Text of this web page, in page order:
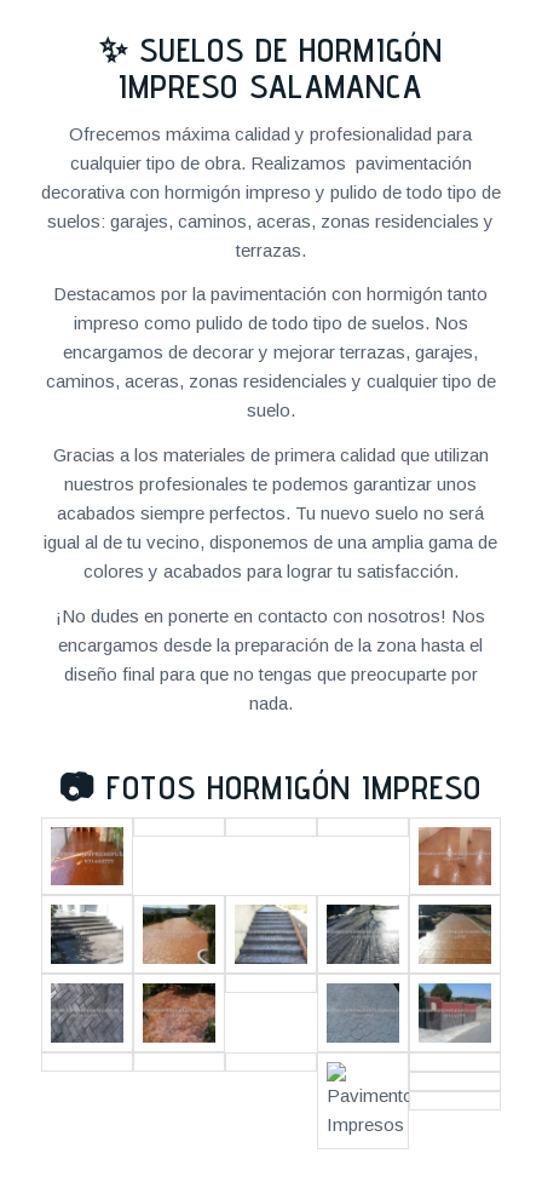
✨ SUELOS DE HORMIGÓN
IMPRESO SALAMANCA
Ofrecemos máxima calidad y profesionalidad para
cualquier tipo de obra. Realizamos pavimentación
decorativa con hormigón impreso y pulido de todo tipo de
suelos: garajes, caminos, aceras, zonas residenciales y
terrazas.
Destacamos por la pavimentación con hormigón tanto
impreso como pulido de todo tipo de suelos. Nos
encargamos de decorar y mejorar terrazas, garajes,
caminos, aceras, zonas residenciales y cualquier tipo de
suelo.
Gracias a los materiales de primera calidad que utilizan
nuestros profesionales te podemos garantizar unos
acabados siempre perfectos. Tu nuevo suelo no será
igual al de tu vecino, disponemos de una amplia gama de
colores y acabados para lograr tu satisfacción.
¡No dudes en ponerte en contacto con nosotros! Nos
encargamos desde la preparación de la zona hasta el
diseño final para que no tengas que preocuparte por
nada.
📷 FOTOS HORMIGÓN IMPRESO